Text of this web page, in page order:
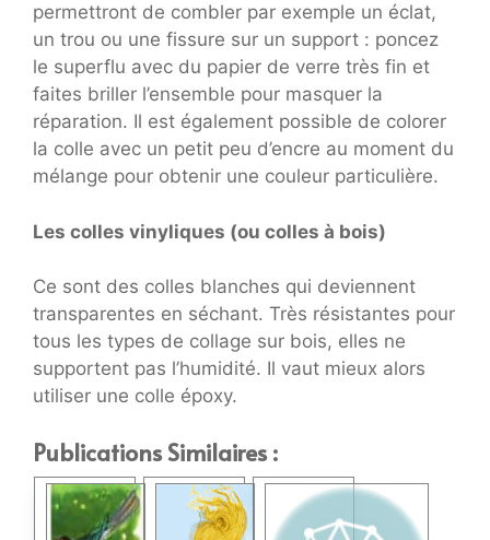
permettront de combler par exemple un éclat,
un trou ou une fissure sur un support : poncez
le superflu avec du papier de verre très fin et
faites briller l’ensemble pour masquer la
réparation. Il est également possible de colorer
la colle avec un petit peu d’encre au moment du
mélange pour obtenir une couleur particulière.
Les colles vinyliques (ou colles à bois)
Ce sont des colles blanches qui deviennent
transparentes en séchant. Très résistantes pour
tous les types de collage sur bois, elles ne
supportent pas l’humidité. Il vaut mieux alors
utiliser une colle époxy.
Publications Similaires :